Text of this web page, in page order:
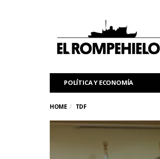
POLÍTICA Y ECONOMÍA
HOME TDF